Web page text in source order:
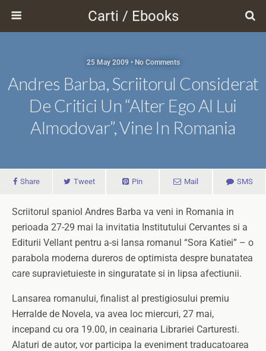
Carti / Ebooks
25 May 2009 • No Comments
Andres Barba, Scriitorul Considerat
De Critici Un “alter Ego Al Lui
Almodovar”, Vine In Romania
Share Tweet Pin Mail SMS
Scriitorul spaniol Andres Barba va veni in Romania in
perioada 27-29 mai la invitatia Institutului Cervantes si a
Editurii Vellant pentru a-si lansa romanul “Sora Katiei” – o
parabola moderna dureros de optimista despre bunatatea
care supravietuieste in singuratate si in lipsa afectiunii.
Lansarea romanului, finalist al prestigiosului premiu
Herralde de Novela, va avea loc miercuri, 27 mai,
incepand cu ora 19.00, in ceainaria Librariei Carturesti.
Alaturi de autor, vor participa la eveniment traducatoarea